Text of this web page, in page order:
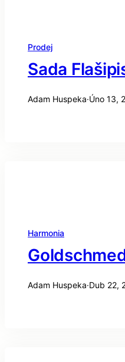
Prodej
Sada
Adam Huspeka·Úno 13,
Harmonia
Adam Huspeka·Dub 22,